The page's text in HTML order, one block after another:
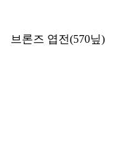
브론즈 엽전(570닢)